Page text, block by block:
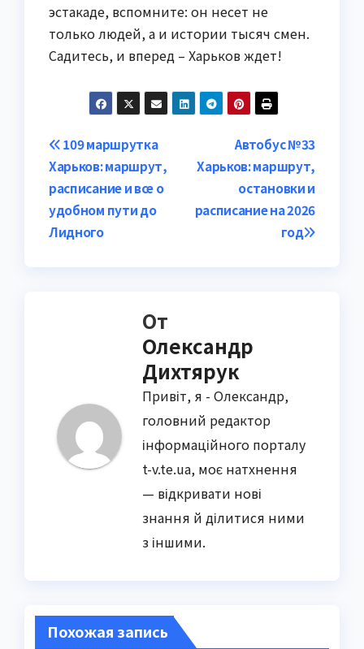
эстакаде, вспомните: он несет не
только людей, а и истории тысяч смен.
Садитесь, и вперед – Харьков ждет!
Навигация
по
записям
Автобус №33
Харьков: маршрут,
остановки и
расписание на 2026
год
109 маршрутка
Харьков: маршрут,
расписание и все о
удобном пути до
Лидного
От
Олександр
Дихтярук
Привіт, я - Олександр,
головний редактор
інформаційного порталу
t-v.te.ua, моє натхнення
— відкривати нові
знання й ділитися ними
з іншими.
Похожая запись